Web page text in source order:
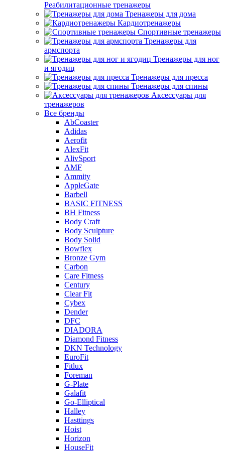
Реабилитационные тренажеры
Тренажеры для дома
Кардиотренажеры
Спортивные тренажеры
Тренажеры для
армспорта
Тренажеры для ног
и ягодиц
Тренажеры для пресса
Тренажеры для спины
Аксессуары для
тренажеров
Все бренды
AbCoaster
Adidas
Aerofit
AlexFit
AlivSport
AMF
Ammity
AppleGate
Barbell
BASIC FITNESS
BH Fitness
Body Craft
Body Sculpture
Body Solid
Bowflex
Bronze Gym
Carbon
Care Fitness
Century
Clear Fit
Cybex
Dender
DFC
DIADORA
Diamond Fitness
DKN Technology
EuroFit
Fitlux
Foreman
G-Plate
Galafit
Go-Elliptical
Halley
Hasttings
Hoist
Horizon
HouseFit